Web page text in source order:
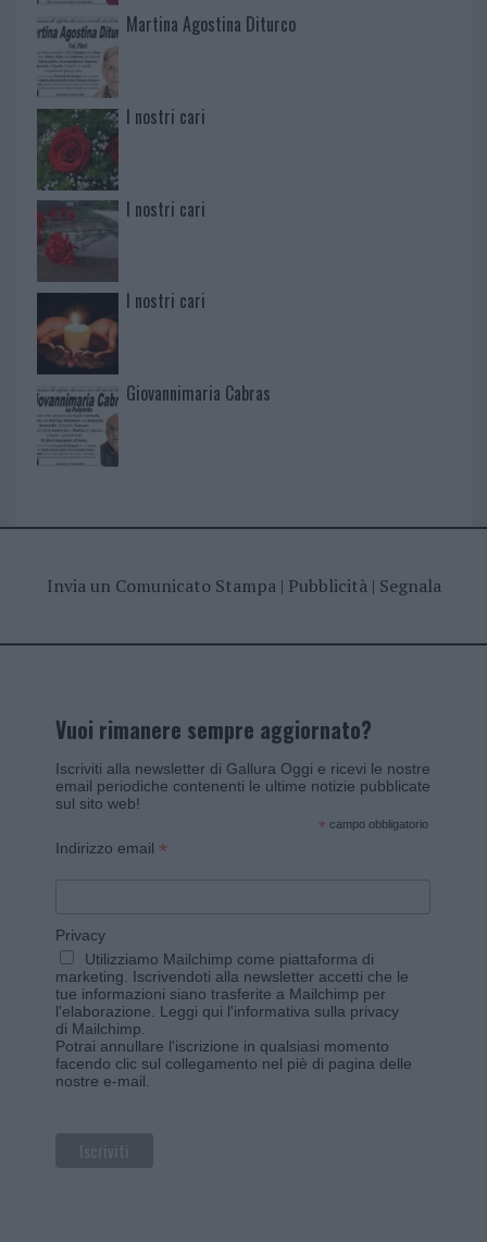
Martina Agostina Diturco
I nostri cari
I nostri cari
I nostri cari
Giovannimaria Cabras
Invia un Comunicato Stampa| Pubblicità| Segnala
Vuoi rimanere sempre aggiornato?
Iscriviti alla newsletter di Gallura Oggi e ricevi le nostre
email periodiche contenenti le ultime notizie pubblicate
sul sito web!
* campo obbligatorio
Indirizzo email *
Privacy
Utilizziamo Mailchimp come piattaforma di
marketing. Iscrivendoti alla newsletter accetti che le
tue informazioni siano trasferite a Mailchimp per
l'elaborazione. Leggi qui l'informativa sulla privacy
di Mailchimp
Potrai annullare l'iscrizione in qualsiasi momento
facendo clic sul collegamento nel piè di pagina delle
nostre e-mail.